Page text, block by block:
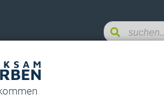
rot bedruckt, rutsch- & kratzfest, einfach